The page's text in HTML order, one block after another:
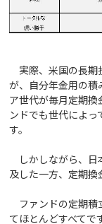
実際、米国の長期
が、自分年金用の積
ア世代が毎月定期
ンドでも世代によっ
す。
しかしながら、日
及した一方、定期
ファンドの定期積
てほとんどすべてで